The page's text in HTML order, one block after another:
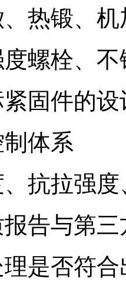
热锻、
螺栓、
固件的
体系
抗拉强
告与第
是否符